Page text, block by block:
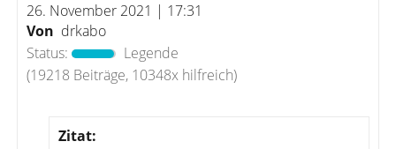
26. November 2021 | 17:31
Von drkabo
Status:
Legende
(19218 Beiträge, 10348x hilfreich)
Zitat: